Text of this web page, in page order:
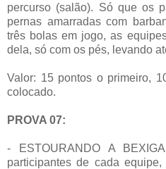
percurso (salão). Só que os
pernas amarradas com
três bolas em jogo, as
dela, só com os pés, levando
Valor: 15 pontos o primeiro,
colocado.
PROVA 07:
- ESTOURANDO A
participantes de cada